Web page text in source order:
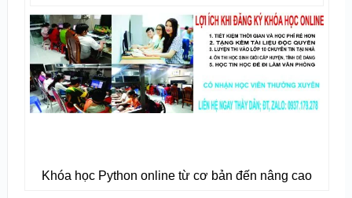
Khóa học Python online từ cơ bản đến nâng cao